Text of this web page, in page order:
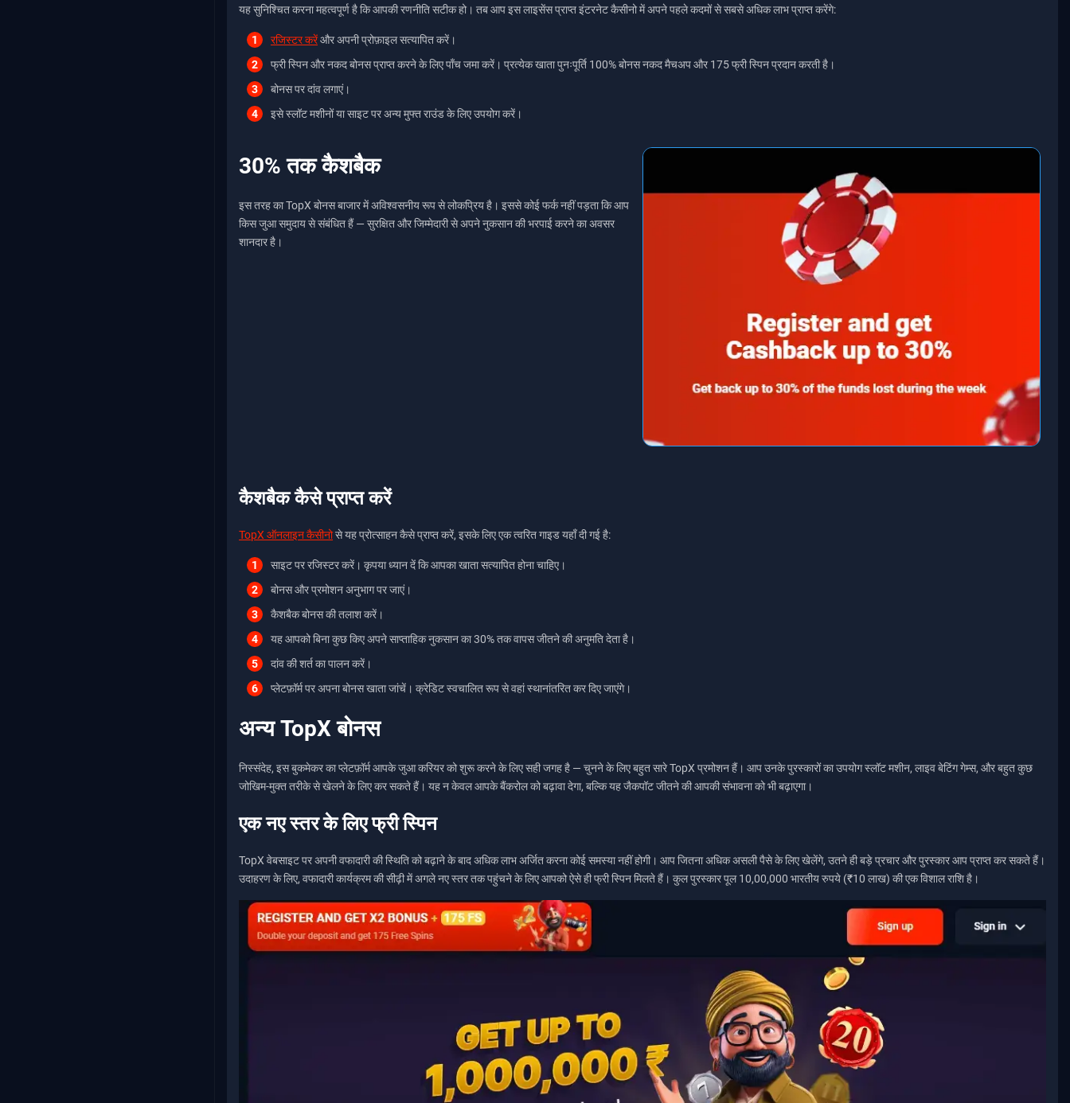
यह सुनिश्चित करना महत्वपूर्ण है कि आपकी रणनीति सटीक हो। तब आप इस लाइसेंस प्राप्त इंटरनेट कैसीनो में अपने पहले कदमों से सबसे अधिक लाभ प्राप्त करेंगे:
रजिस्टर करेंऔर अपनी प्रोफ़ाइल सत्यापित करें।
फ्री स्पिन और नकद बोनस प्राप्त करने के लिए पाँच जमा करें। प्रत्येक खाता पुनःपूर्ति 100% बोनस नकद मैचअप और 175 फ्री स्पिन प्रदान करती है।
बोनस पर दांव लगाएं।
इसे स्लॉट मशीनों या साइट पर अन्य मुफ्त राउंड के लिए उपयोग करें।
30% तक कैशबैक
इस तरह का TopX बोनस बाजार में अविश्वसनीय रूप से लोकप्रिय है। इससे कोई फर्क नहीं पड़ता कि आप
किस जुआ समुदाय से संबंधित हैं — सुरक्षित और जिम्मेदारी से अपने नुकसान की भरपाई करने का अवसर
शानदार है।
कैशबैक कैसे प्राप्त करें
TopX ऑनलाइन कैसीनोसे यह प्रोत्साहन कैसे प्राप्त करें, इसके लिए एक त्वरित गाइड यहाँ दी गई है:
साइट पर रजिस्टर करें। कृपया ध्यान दें कि आपका खाता सत्यापित होना चाहिए।
बोनस और प्रमोशन अनुभाग पर जाएं।
कैशबैक बोनस की तलाश करें।
यह आपको बिना कुछ किए अपने साप्ताहिक नुकसान का 30% तक वापस जीतने की अनुमति देता है।
दांव की शर्त का पालन करें।
प्लेटफ़ॉर्म पर अपना बोनस खाता जांचें। क्रेडिट स्वचालित रूप से वहां स्थानांतरित कर दिए जाएंगे।
अन्य TopX बोनस
निस्संदेह, इस बुकमेकर का प्लेटफ़ॉर्म आपके जुआ करियर को शुरू करने के लिए सही जगह है — चुनने के लिए बहुत सारे TopX प्रमोशन हैं। आप उनके पुरस्कारों का उपयोग स्लॉट मशीन, लाइव बेटिंग गेम्स, और बहुत कुछ
जोखिम-मुक्त तरीके से खेलने के लिए कर सकते हैं। यह न केवल आपके बैंकरोल को बढ़ावा देगा, बल्कि यह जैकपॉट जीतने की आपकी संभावना को भी बढ़ाएगा।
एक नए स्तर के लिए फ्री स्पिन
TopX वेबसाइट पर अपनी वफादारी की स्थिति को बढ़ाने के बाद अधिक लाभ अर्जित करना कोई समस्या नहीं होगी। आप जितना अधिक असली पैसे के लिए खेलेंगे, उतने ही बड़े प्रचार और पुरस्कार आप प्राप्त कर सकते हैं।
उदाहरण के लिए, वफादारी कार्यक्रम की सीढ़ी में अगले नए स्तर तक पहुंचने के लिए आपको ऐसे ही फ्री स्पिन मिलते हैं। कुल पुरस्कार पूल 10,00,000 भारतीय रुपये (₹10 लाख) की एक विशाल राशि है।